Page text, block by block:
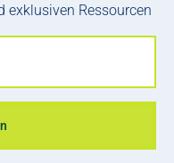
exklusiven Ressourcen